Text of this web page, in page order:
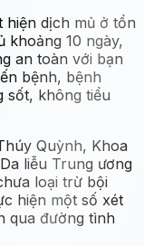
hiện dịch mủ ở tổn
khoảng 10 ngày,
an toàn với bạn
bệnh, bệnh
sốt, không tiểu
Quỳnh, Khoa
liễu Trung ương
loại trừ bội
hiện một số xét
qua đường tình